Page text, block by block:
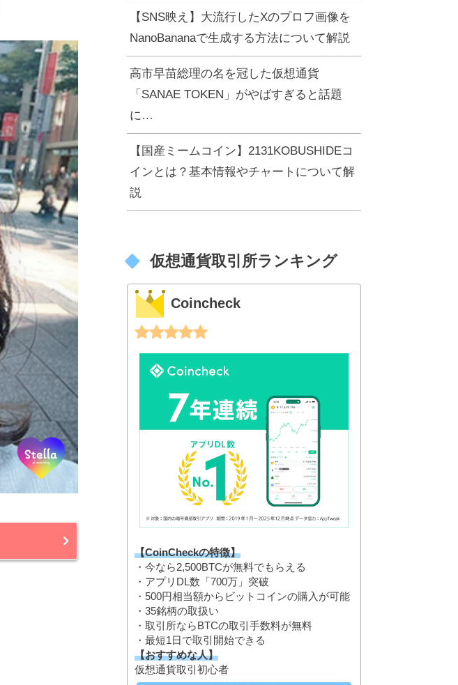
【SNS映え】大流行したXのプロフ画像を
NanoBananaで生成する方法について解説
高市早苗総理の名を冠した仮想通貨
「SANAE TOKEN」がやばすぎると話題
に…
【国産ミームコイン】2131KOBUSHIDEコ
インとは？基本情報やチャートについて解
説
仮想通貨取引所ランキング
Coincheck
【CoinCheckの特徴】
・今なら2,500BTCが無料でもらえる
・アプリDL数「700万」突破
・500円相当額からビットコインの購入が可能
・35銘柄の取扱い
・取引所ならBTCの取引手数料が無料
・最短1日で取引開始できる
【おすすめな人】
仮想通貨取引初心者